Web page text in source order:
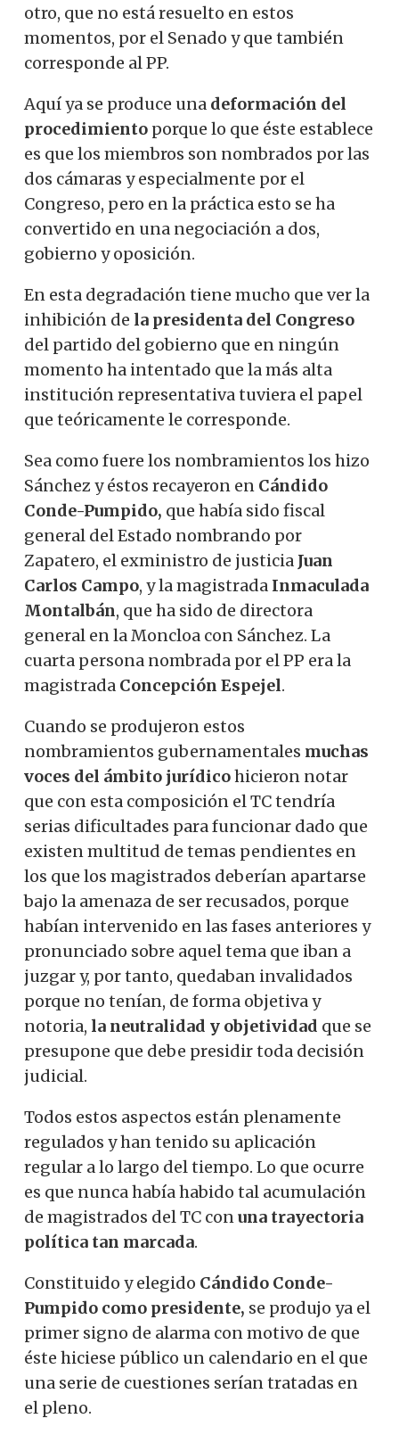
otro, que no está resuelto en estos
momentos, por el Senado y que también
corresponde al PP.
Aquí ya se produce una deformación del
procedimiento porque lo que éste establece
es que los miembros son nombrados por las
dos cámaras y especialmente por el
Congreso, pero en la práctica esto se ha
convertido en una negociación a dos,
gobierno y oposición.
En esta degradación tiene mucho que ver la
inhibición de la presidenta del Congreso
del partido del gobierno que en ningún
momento ha intentado que la más alta
institución representativa tuviera el papel
que teóricamente le corresponde.
Sea como fuere los nombramientos los hizo
Sánchez y éstos recayeron en Cándido
Conde-Pumpido, que había sido fiscal
general del Estado nombrando por
Zapatero, el exministro de justicia Juan
Carlos Campo, y la magistrada Inmaculada
Montalbán, que ha sido de directora
general en la Moncloa con Sánchez. La
cuarta persona nombrada por el PP era la
magistrada Concepción Espejel.
Cuando se produjeron estos
nombramientos gubernamentales muchas
voces del ámbito jurídicohicieron notar
que con esta composición el TC tendría
serias dificultades para funcionar dado que
existen multitud de temas pendientes en
los que los magistrados deberían apartarse
bajo la amenaza de ser recusados, porque
habían intervenido en las fases anteriores y
pronunciado sobre aquel tema que iban a
juzgar y, por tanto, quedaban invalidados
porque no tenían, de forma objetiva y
notoria, la neutralidad y objetividad que se
presupone que debe presidir toda decisión
judicial.
Todos estos aspectos están plenamente
regulados y han tenido su aplicación
regular a lo largo del tiempo. Lo que ocurre
es que nunca había habido tal acumulación
de magistrados del TC conuna trayectoria
política tan marcada.
Constituido y elegido Cándido Conde-
Pumpido como presidente, se produjo ya el
primer signo de alarma con motivo de que
éste hiciese público un calendario en el que
una serie de cuestiones serían tratadas en
el pleno.